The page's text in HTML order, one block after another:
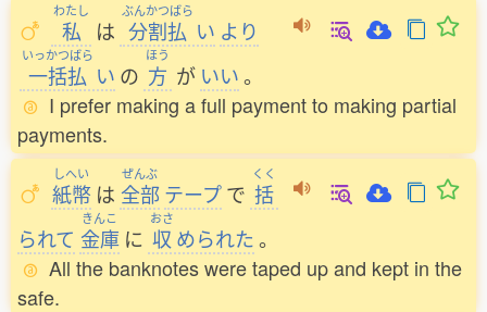
わたし
私 は
ぶんかつばら
分割払 い より
いっかつばら
一括払 い の
ほう
方 が いい。
I prefer making a full payment to making partial
payments.
しへい
紙幣 は
ぜんぶ
全部 テープで
くく
括
られて
きんこ
金庫 に
おさ
収 められた 。
All the banknotes were taped up and kept in the
safe.